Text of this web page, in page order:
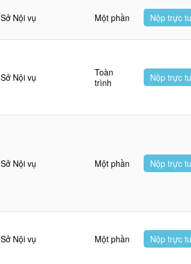
Sở Nội vụ Một phần Nộp trực
Sở Nội vụ
Toàn
trình
Nộp trực
Sở Nội vụ Một phần Nộp trực
Sở Nội vụ Một phần Nộp trực